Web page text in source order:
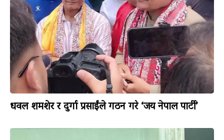
धवल शमशेर र दुर्गा प्रसाईंले गठन गरे ‘जय नेपाल पार्टी’